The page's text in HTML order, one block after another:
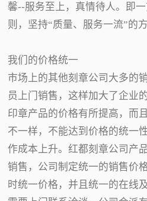
馨--服务至上，真情待人。即
则，坚持“质量、服务一流”的方
我们的价格统一
市场上的其他刻章公司大多的
员上门销售，这样加大了企业
印章产品的价格有所提高，而
不一样，不能达到价格的统一
作成本上升。红都刻章公司产
销售，公司制定统一的销售价
时统一价格，并且统一的在线